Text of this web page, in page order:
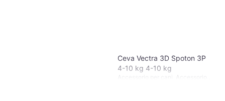
Ceva Vectra 3D Spoton 3P
4-10 kg 4-10 kg
Accessorio per cani, Accessorio